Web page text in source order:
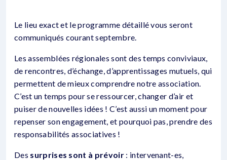
Le lieu exact et le programme détaillé vous seront
communiqués courant septembre.
Les assemblées régionales sont des temps conviviaux,
de rencontres, d’échange, d’apprentissages mutuels, qui
permettent de mieux comprendre notre association.
C’est un temps pour se ressourcer, changer d’air et
puiser de nouvelles idées ! C’est aussi un moment pour
repenser son engagement, et pourquoi pas, prendre des
responsabilités associatives !
Des surprises sont à prévoir: intervenant-es,